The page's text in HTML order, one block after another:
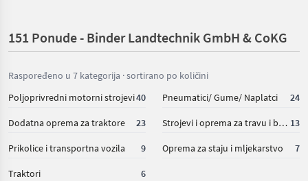
151 Ponude - Binder Landtechnik GmbH & CoKG
Raspoređeno u 7 kategorija · sortirano po količini
Poljoprivredni motorni strojevi40 Pneumatici/ Gume/ Naplatci 24
Dodatna oprema za traktore 23 Strojevi i oprema za travu i baliranje 13
Prikolice i transportna vozila 9 Oprema za staju i mljekarstvo 7
Traktori 6